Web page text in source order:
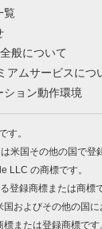
覧
般について
アムサービスにつ
ション動作環境
す。
国その他の国で登
LLC の商標です。
登録商標または商標で
およびその他の国に
または登録商標です